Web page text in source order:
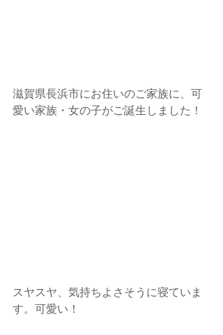
滋賀県長浜市にお住いのご家族に、可
愛い家族・女の子がご誕生しました！
スヤスヤ、気持ちよさそうに寝ていま
す。可愛い！